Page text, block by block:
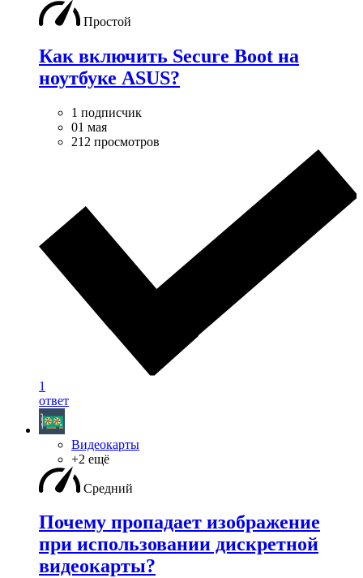
Простой
Как включить Secure Boot на
ноутбуке ASUS?
1 подписчик
01 мая
212 просмотров
1
ответ
Видеокарты
+2 ещё
Средний
Почему пропадает изображение
при использовании дискретной
видеокарты?